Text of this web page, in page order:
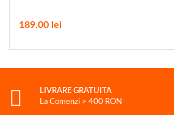
189.00 lei
LIVRARE GRATUITA
La Comenzi > 400 RON